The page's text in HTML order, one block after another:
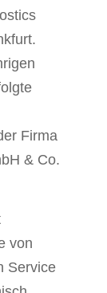
Firma
& Co.
von
Service